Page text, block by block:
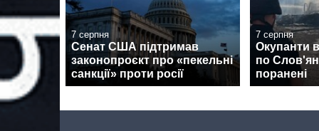
7 серпня
Сенат США підтримав
законопроєкт про «пекельні
санкції» проти росії
7 серпня
Окупанти
по
поранені